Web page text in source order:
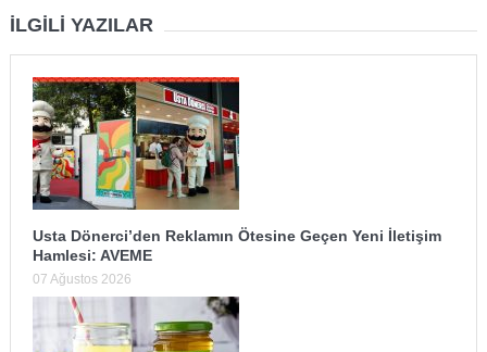
İLGILI YAZILAR
Usta Dönerci’den Reklamın Ötesine Geçen Yeni İletişim
Hamlesi: AVEME
07 Ağustos 2026